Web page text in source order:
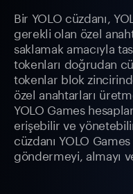
Bir YOLO cüzdanı,
gerekli olan özel
saklamak amacıyla
tokenları doğrudan
tokenlar blok
özel anahtarları
YOLO Games
erişebilir ve
cüzdanı YOLO
göndermeyi, almayı